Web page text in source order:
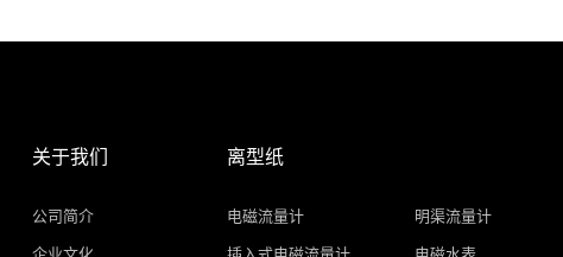
关于我们
公司简介
离型纸
电磁流量计 明渠流量计